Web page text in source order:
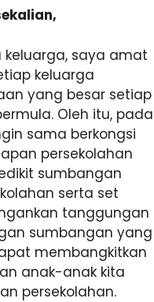
keluarga, saya amat
keluarga
yang besar setiap
Oleh itu, pada
sama berkongsi
persekolahan
sumbangan
serta set
tanggungan
sumbangan yang
membangkitkan
anak-anak kita
persekolahan.